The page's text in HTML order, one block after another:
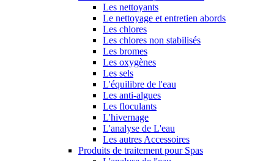
Les nettoyants
Le nettoyage et entretien abords
Les chlores
Les chlores non stabilisés
Les bromes
Les oxygènes
Les sels
L'équilibre de l'eau
Les anti-algues
Les floculants
L'hivernage
L'analyse de L'eau
Les autres Accessoires
Produits de traitement pour Spas